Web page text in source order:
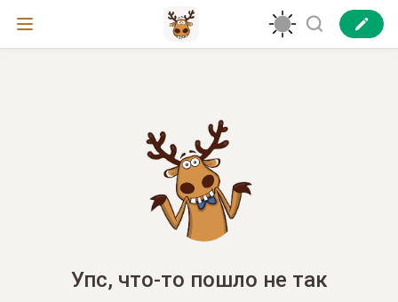
Упс, что-то пошло не так